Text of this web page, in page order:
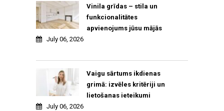
Vinila grīdas – stila un
funkcionalitātes
apvienojums jūsu mājās
July 06, 2026
Vaigu sārtums ikdienas
grimā: izvēles kritēriji un
lietošanas ieteikumi
July 06, 2026